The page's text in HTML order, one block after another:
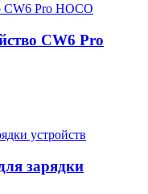
CW6 Pro
зарядки